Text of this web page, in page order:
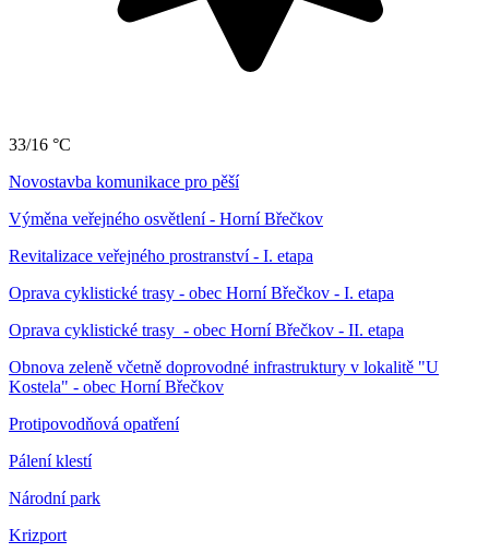
33/16 °C
Novostavba komunikace pro pěší
Výměna veřejného osvětlení - Horní Břečkov
Revitalizace veřejného prostranství - I. etapa
Oprava cyklistické trasy - obec Horní Břečkov - I. etapa
Oprava cyklistické trasy - obec Horní Břečkov - II. etapa
Obnova zeleně včetně doprovodné infrastruktury v lokalitě "U
Kostela" - obec Horní Břečkov
Protipovodňová opatření
Pálení klestí
Národní park
Krizport